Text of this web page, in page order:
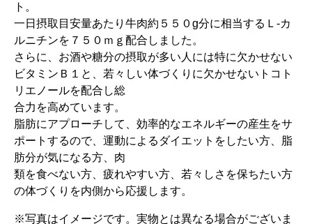
ト。
一日摂取目安量あたり牛肉約５５０g分に相当するＬ‐カ
ルニチンを７５０ｍｇ配合しました。
さらに、お酒や糖分の摂取が多い人には特に欠かせない
ビタミンＢ１と、若々しい体づくりに欠かせないトコト
リエノールを配合し総
合力を高めています。
脂肪にアプローチして、効率的なエネルギーの産生をサ
ポートするので、運動によるダイエットをしたい方、脂
肪分が気になる方、肉
類を食べない方、疲れやすい方、若々しさを保ちたい方
の体づくりを内側から応援します。
※写真はイメージです。実物とは異なる場合がございま